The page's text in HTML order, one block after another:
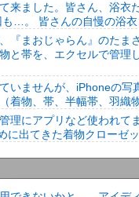
来ました。皆さん、浴衣
…。 皆さんの自慢の浴
『まおじゃらん』のたま
と帯を、エクセルで管理
いませんが、iPhoneの写
着物、帯、半幅帯、羽織
理にアプリなど使われて
に出てきた着物クローゼ